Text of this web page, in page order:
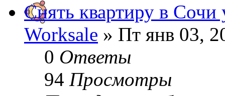
Снять квартиру в
Worksale » Пт янв 03,
0 Ответы
94 Просмотры